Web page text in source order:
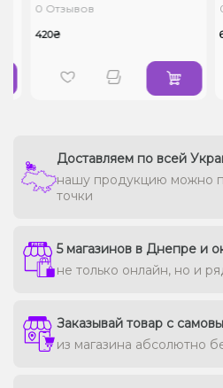
0 Отзывов
420₴
Доставляем по всей
нашу продукцию можно
точки
5 магазинов в Днепре и
не только онлайн, но и
Заказывай товар с
из магазина абсолютно